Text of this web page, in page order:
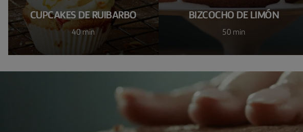
CUPCAKES DE RUIBARBO
40 min
BIZCOCHO DE LIMÓN
50 min